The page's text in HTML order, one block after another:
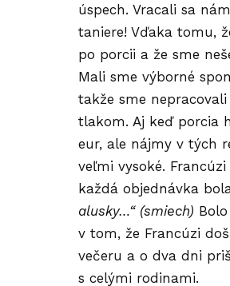
úspech. Vracali sa
taniere! Vďaka tomu,
po porcii a že sme
Mali sme výborné
takže sme
tlakom. Aj keď porcia
eur, ale nájmy v tých
veľmi vysoké.
každá objednávka
alusky…“ (smiech)
v tom, že Francúzi
večeru a o dva dni
s celými rodinami.